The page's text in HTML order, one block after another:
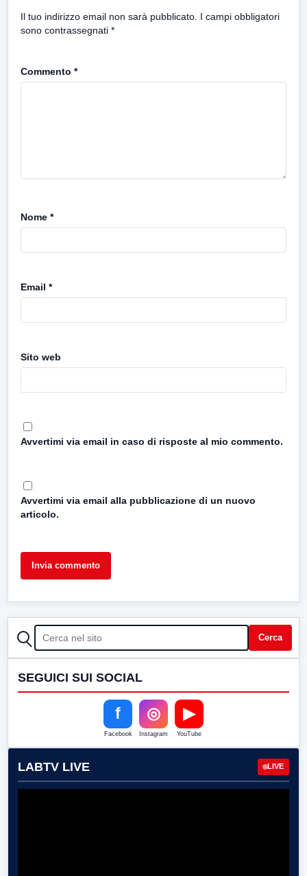
Il tuo indirizzo email non sarà pubblicato. I campi obbligatori
sono contrassegnati *
Commento *
Nome *
Email *
Sito web
Avvertimi via email in caso di risposte al mio commento.
Avvertimi via email alla pubblicazione di un nuovo
articolo.
CERCA Cerca
SEGUICI SUI SOCIAL
f
Facebook
◎
Instagram
▶
YouTube
LABTV LIVE LIVE